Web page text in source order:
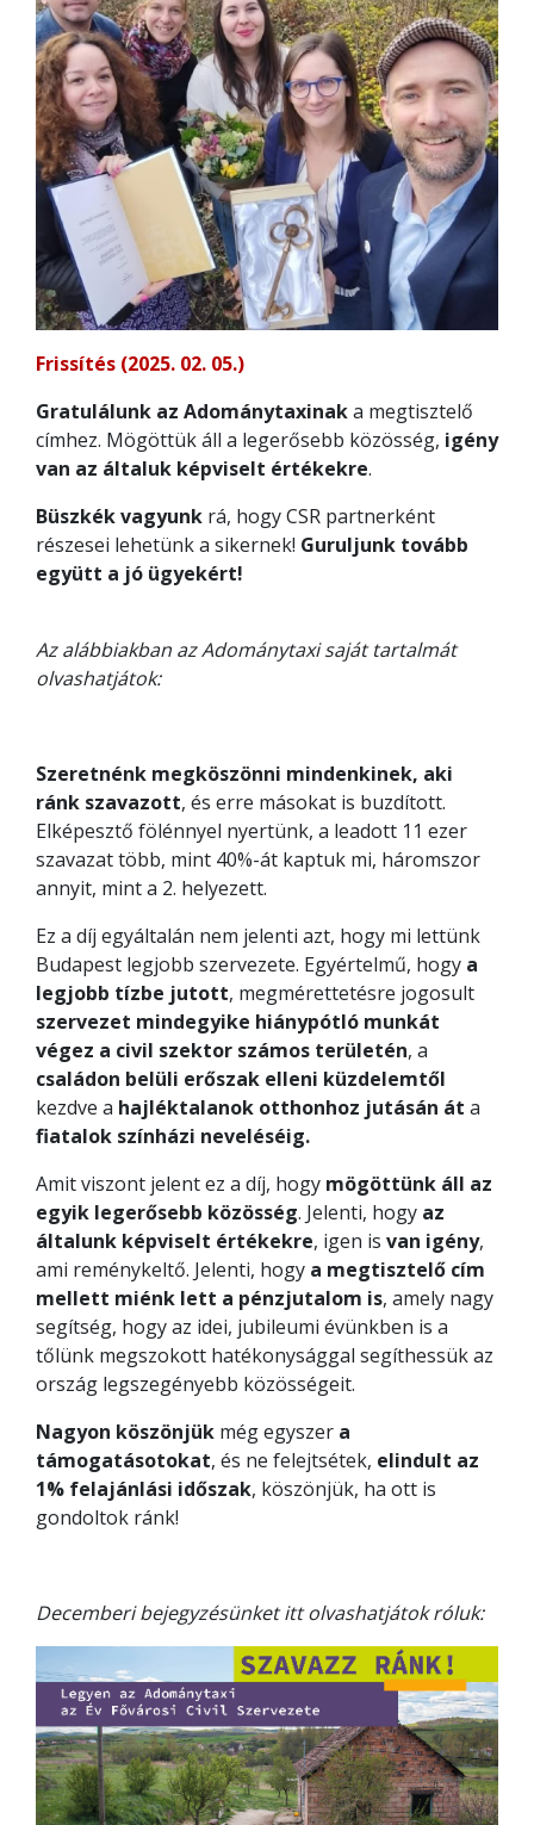
Frissítés (2025. 02. 05.)
Gratulálunk az Adománytaxinaka megtisztelő
címhez. Mögöttük áll a legerősebb közösség, igény
van az általuk képviselt értékekre.
Büszkék vagyunk rá, hogy CSR partnerként
részesei lehetünk a sikernek! Guruljunk tovább
együtt a jó ügyekért!
Az alábbiakban az Adománytaxi saját tartalmát
olvashatjátok:
Szeretnénk megköszönni mindenkinek, aki
ránk szavazott, és erre másokat is buzdított.
Elképesztő fölénnyel nyertünk, a leadott 11 ezer
szavazat több, mint 40%-át kaptuk mi, háromszor
annyit, mint a 2. helyezett.
Ez a díj egyáltalán nem jelenti azt, hogy mi lettünk
Budapest legjobb szervezete. Egyértelmű, hogy a
legjobb tízbe jutott, megmérettetésre jogosult
szervezet mindegyike hiánypótló munkát
végez a civil szektor számos területén, a
családon belüli erőszak elleni küzdelemtől
kezdve a hajléktalanok otthonhoz jutásán át a
fiatalok színházi neveléséig.
Amit viszont jelent ez a díj, hogy mögöttünk áll az
egyik legerősebb közösség. Jelenti, hogy az
általunk képviselt értékekre, igen is van igény,
ami reménykeltő. Jelenti, hogy a megtisztelő cím
mellett miénk lett a pénzjutalom is, amely nagy
segítség, hogy az idei, jubileumi évünkben is a
tőlünk megszokott hatékonysággal segíthessük az
ország legszegényebb közösségeit.
Nagyon köszönjük még egyszer a
támogatásotokat, és ne felejtsétek, elindult az
1% felajánlási időszak, köszönjük, ha ott is
gondoltok ránk!
Decemberi bejegyzésünket itt olvashatjátok róluk: